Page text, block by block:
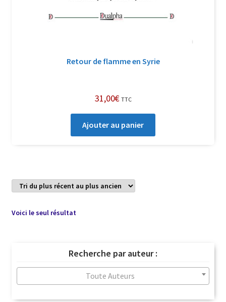
Retour de flamme en Syrie
31,00€ TTC
Ajouter au panier
Voici le seul résultat
Recherche par auteur :
Toute Auteurs